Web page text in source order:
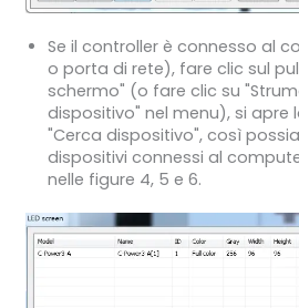
Se il controller è connesso al
o porta di rete), fare clic sul
schermo" (o fare clic su
dispositivo" nel menu), si apre
"Cerca dispositivo", così
dispositivi connessi al
nelle figure 4, 5 e 6.